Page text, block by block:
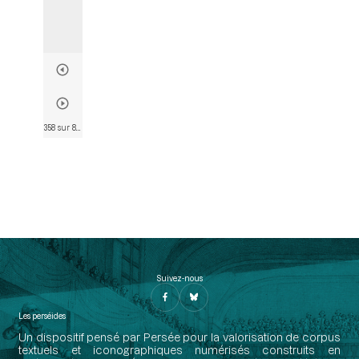
Suivez-nous
Les perséides
Un dispositif pensé par Persée pour la valorisation de corpus
textuels et iconographiques numérisés construits en